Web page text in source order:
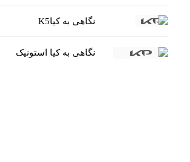
نگاهی به کیاK5
نگاهی به کیا استونیک